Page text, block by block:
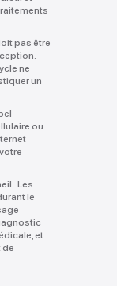
pas être
ne
un
ou
: Les
le
et
de